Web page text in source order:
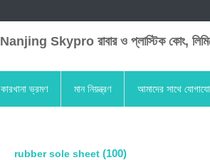
Nanjing Skypro রাবার ও প্লাস্টিক কোং,
কারখানা ভ্রমণ মান নিয়ন্ত্রণ আমাদের সাথে
rubber sole sheet (100)